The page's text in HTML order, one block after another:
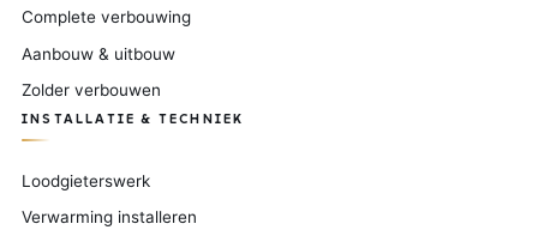
Complete verbouwing
Aanbouw & uitbouw
Zolder verbouwen
INSTALLATIE & TECHNIEK
Loodgieterswerk
Verwarming installeren